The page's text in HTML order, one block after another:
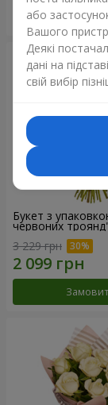
Букет з
червоних
3 229 грн
або
Вашого
Деякі
дані на
свій вибір